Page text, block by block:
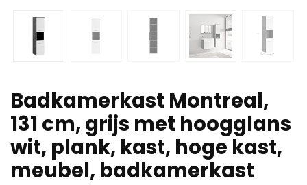
Badkamerkast Montreal,
131 cm, grijs met hoogglans
wit, plank, kast, hoge kast,
meubel, badkamerkast